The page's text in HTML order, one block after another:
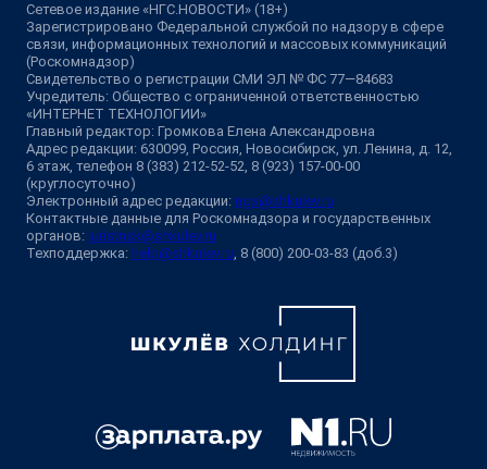
Сетевое издание «НГС.НОВОСТИ» (18+)
Зарегистрировано Федеральной службой по надзору в сфере
связи, информационных технологий и массовых коммуникаций
(Роскомнадзор)
Свидетельство о регистрации СМИ ЭЛ № ФС 77—84683
Учредитель: Общество с ограниченной ответственностью
«ИНТЕРНЕТ ТЕХНОЛОГИИ»
Главный редактор: Громкова Елена Александровна
Адрес редакции: 630099, Россия, Новосибирск, ул. Ленина, д. 12,
6 этаж, телефон 8 (383) 212-52-52, 8 (923) 157-00-00
(круглосуточно)
Электронный адрес редакции: ngs@shkulev.ru
Контактные данные для Роскомнадзора и государственных
органов: juristnsk@shkulev.ru
Техподдержка: help@shkulev.ru, 8 (800) 200-03-83 (доб.3)